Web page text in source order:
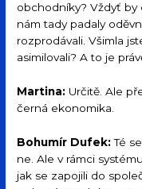
obchodníky? Vždyť by
nám tady padaly
rozprodávali. Všimla
asimilovali? A to je
Martina: Určitě. Ale
černá ekonomika.
Bohumír Dufek:Té
ne. Ale v rámci
jak se zapojili do